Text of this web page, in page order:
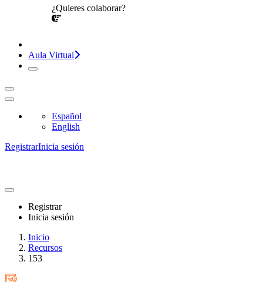
¿Quieres colaborar?
Aula Virtual
Español
English
RegistrarInicia sesión
Registrar
Inicia sesión
Inicio
Recursos
153